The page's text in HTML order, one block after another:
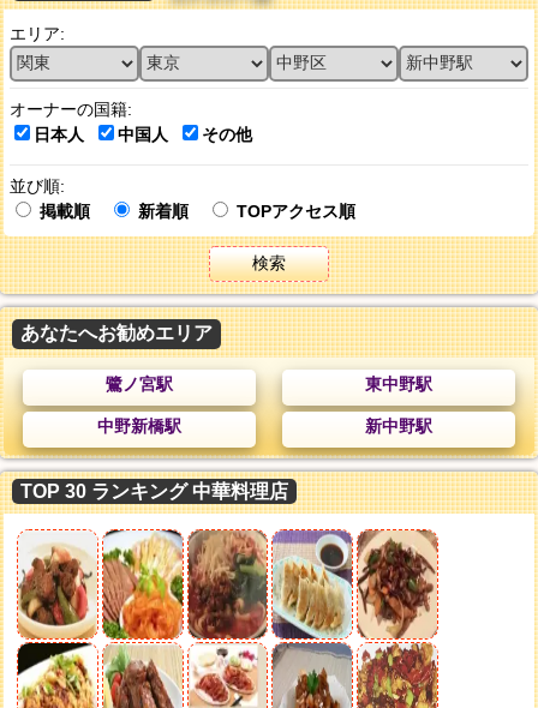
エリア:
オーナーの国籍:
日本人
中国人 その他
並び順:
掲載順
新着順 TOPアクセス順
検索
あなたへお勧めエリア
鷺ノ宮駅 東中野駅
中野新橋駅 新中野駅
TOP 30 ランキング 中華料理店